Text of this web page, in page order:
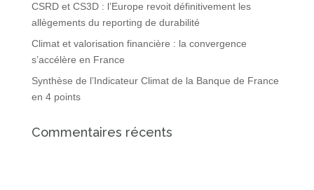
CSRD et CS3D : l’Europe revoit définitivement les
allègements du reporting de durabilité
Climat et valorisation financière : la convergence
s’accélère en France
Synthèse de l’Indicateur Climat de la Banque de France
en 4 points
Commentaires récents